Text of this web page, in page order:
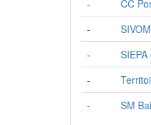
-
CC
-
-
-
-
SM